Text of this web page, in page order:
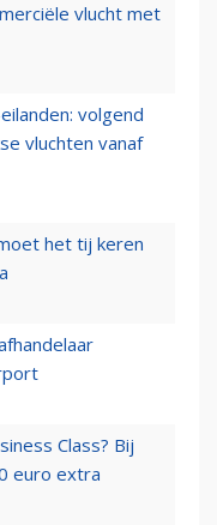
vlucht met
volgend
vluchten vanaf
het tij keren
Class? Bij
euro extra